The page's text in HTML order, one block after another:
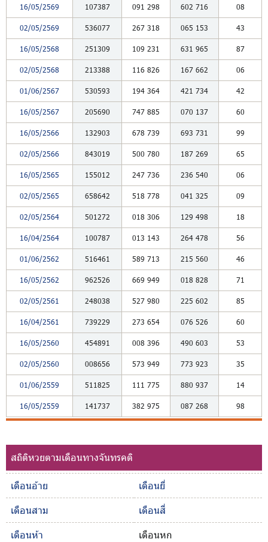
16/05/2569 107387 091 298 602 716 08
02/05/2569 536077 267 318 065 153 43
16/05/2568 251309 109 231 631 965 87
02/05/2568 213388 116 826 167 662 06
01/06/2567 530593 194 364 421 734 42
16/05/2567 205690 747 885 070 137 60
16/05/2566 132903 678 739 693 731 99
02/05/2566 843019 500 780 187 269 65
16/05/2565 155012 247 736 236 540 06
02/05/2565 658642 518 778 041 325 09
02/05/2564 501272 018 306 129 498 18
16/04/2564 100787 013 143 264 478 56
01/06/2562 516461 589 713 215 560 46
16/05/2562 962526 669 949 018 828 71
02/05/2561 248038 527 980 225 602 85
16/04/2561 739229 273 654 076 526 60
16/05/2560 454891 008 396 490 603 53
02/05/2560 008656 573 949 773 923 35
01/06/2559 511825 111 775 880 937 14
16/05/2559 141737 382 975 087 268 98
สถิติหวยตามเดือนทางจันทรคติ
เดือนอ้าย
เดือนยี่
เดือนสาม
เดือนสี่
เดือนห้า
เดือนหก